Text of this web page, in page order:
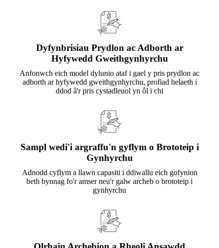
Dyfynbrisiau Prydlon ac Adborth ar
Hyfywedd Gweithgynhyrchu
Anfonwch eich model dylunio ataf i gael y pris prydlon ac
adborth ar hyfywedd gweithgynhyrchu, profiad helaeth i
ddod â'r pris cystadleuol yn ôl i chi
Sampl wedi'i argraffu'n gyflym o Brototeip i
Gynhyrchu
Adnodd cyflym a llawn capasiti i ddiwallu eich gofynion
beth bynnag fo'r amser neu'r galw archeb o brototeip i
gynhyrchu